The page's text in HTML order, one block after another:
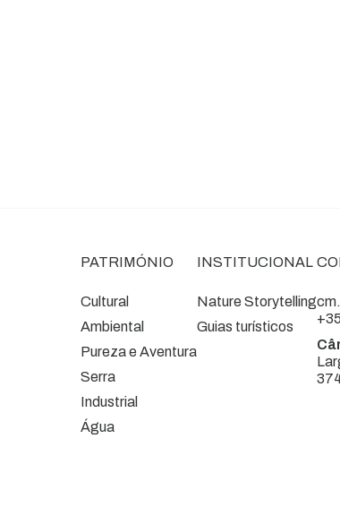
PATRIMÓNIO
Cultural
Ambiental
Pureza e Aventura
Serra
Industrial
Água
INSTITUCIONAL
Nature Storytelling
Guias turísticos